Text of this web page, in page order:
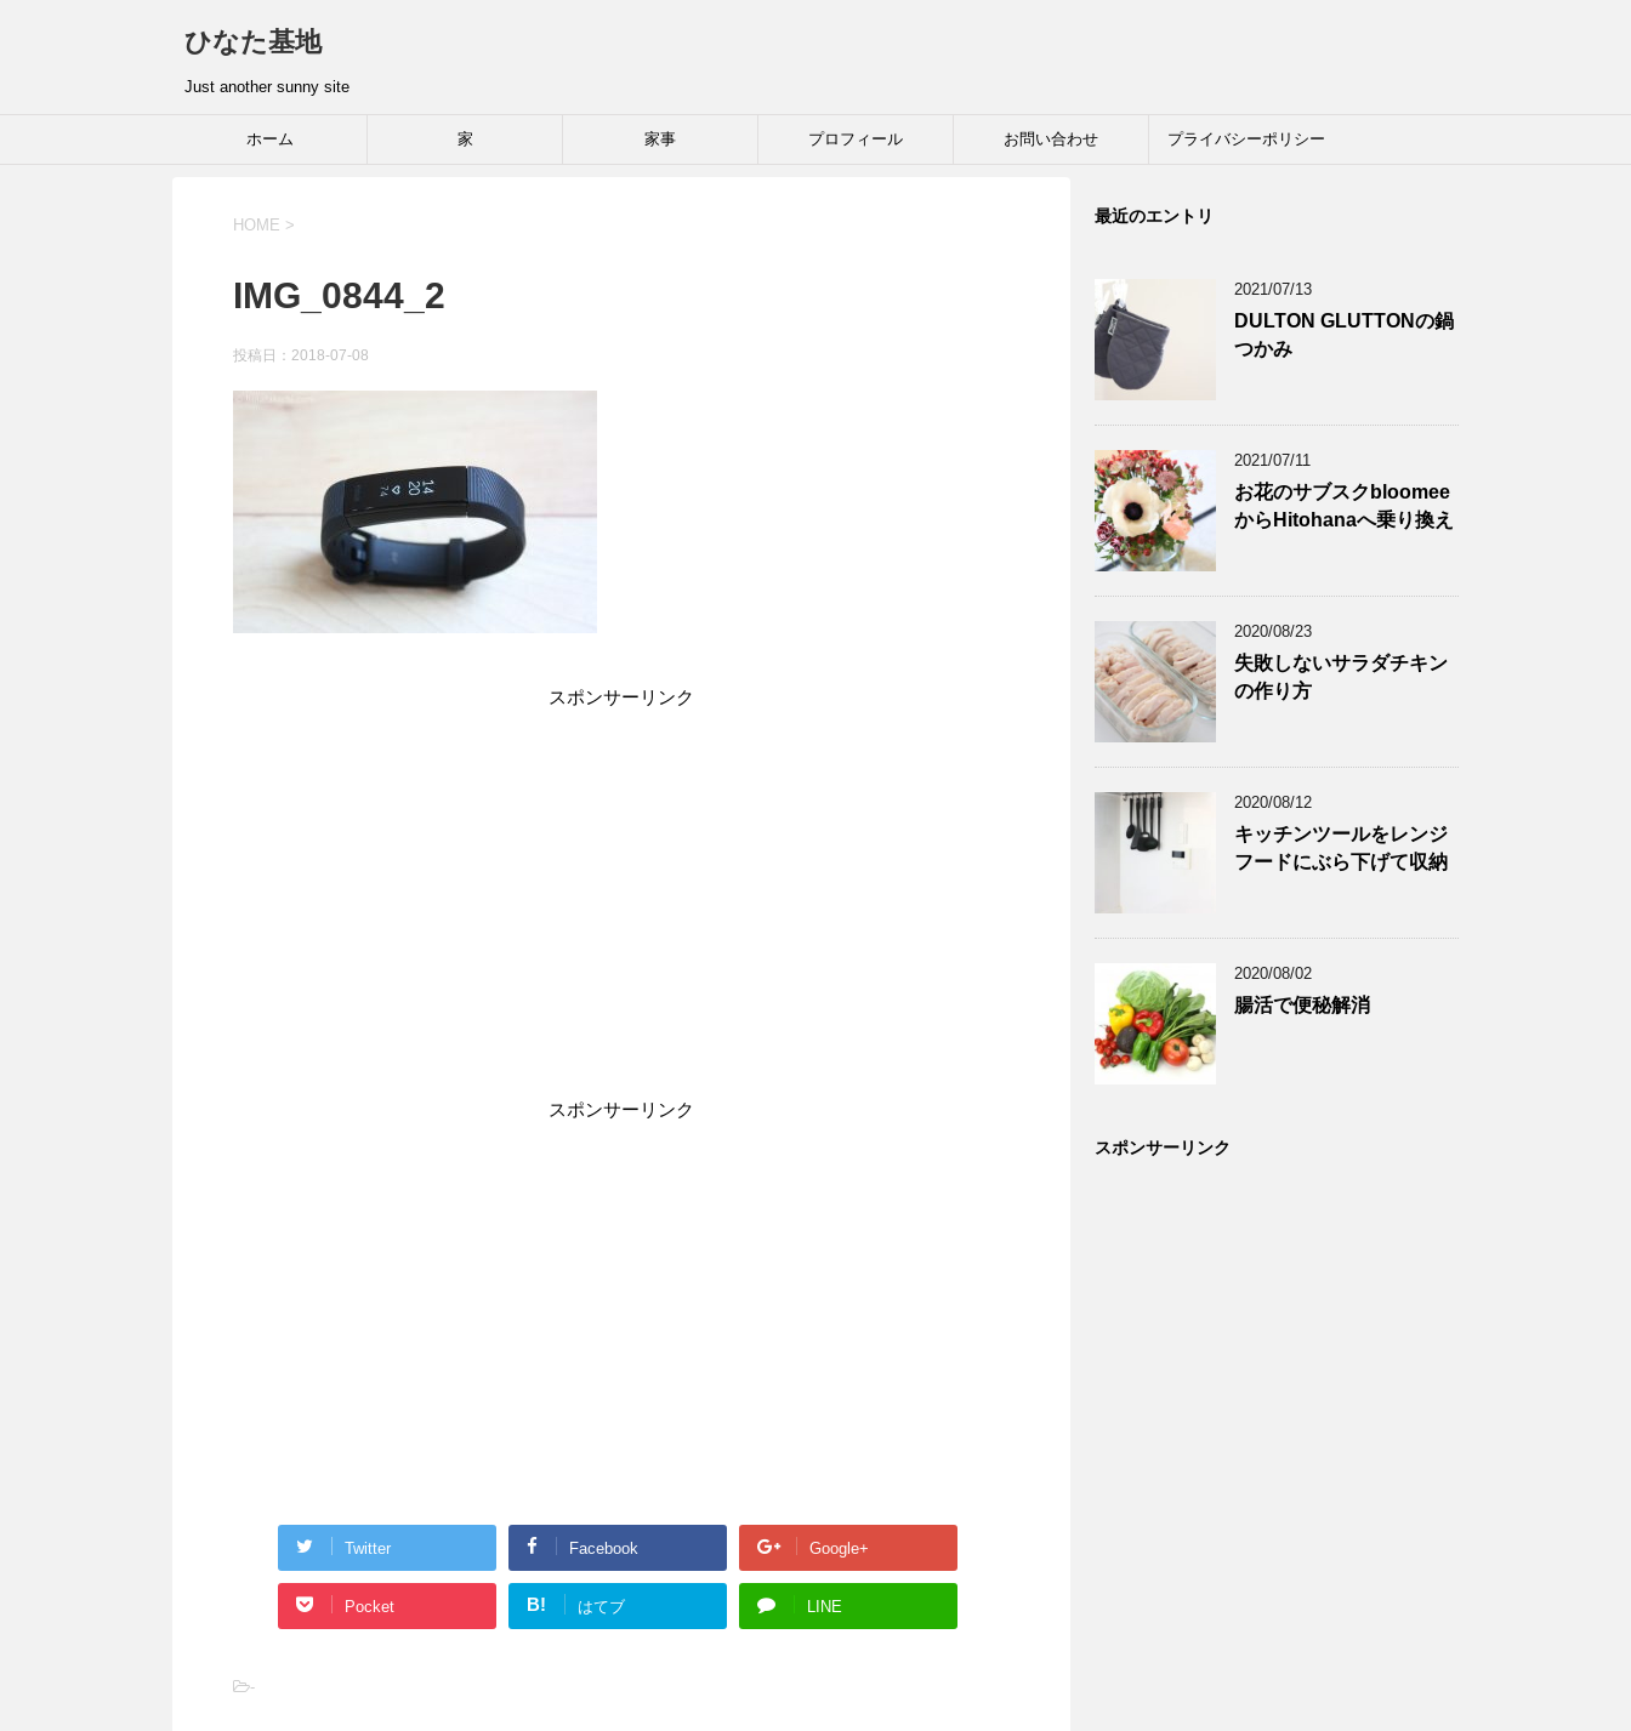
ひなた基地
Just another sunny site
ホーム 家 家事 プロフィール お問い合わせ プライバシーポリシー
HOME >
IMG_0844_2
投稿日：2018-07-08
スポンサーリンク
スポンサーリンク
Twitter Facebook Google+
Pocket B! はてブ LINE
-
最近のエントリ
2021/07/13
DULTON GLUTTONの鍋
つかみ
2021/07/11
お花のサブスクbloomee
からHitohanaへ乗り換え
2020/08/23
失敗しないサラダチキン
の作り方
2020/08/12
キッチンツールをレンジ
フードにぶら下げて収納
2020/08/02
腸活で便秘解消
スポンサーリンク